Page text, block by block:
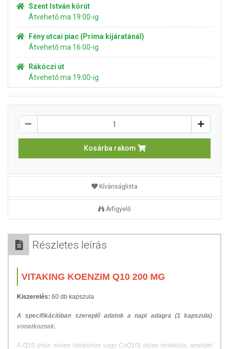
Szent István körút
Átvehető ma 19:00-ig
Fény utcai piac (Príma kijáratánál)
Átvehető ma 16:00-ig
Rákóczi út
Átvehető ma 19:00-ig
Kosárba rakom
Kívánságlista
Árfigyelő
Részletes leírás
VITAKING KOENZIM Q10 200 MG
Kiszerelés: 60 db kapszula
A specifikációban szereplő adatok a napi adagra (1 kapszula)
vonatkoznak.
A Q10 (más névenubiquinon vagy CoQ10) olyan molekula, amelyet